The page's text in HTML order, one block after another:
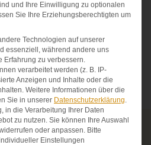
Organs
Spezialisten
und Ihre Einwilligung zu optionalen
Sie Ihre Erziehungsberechtigten um
Technologien auf unserer
essenziell, während andere uns
Erfahrung zu verbessern.
verarbeitet werden (z. B. IP-
Anzeigen und Inhalte oder die
Weitere Informationen über die
Sie in unserer Datenschutzerklärung.
in die Verarbeitung Ihrer Daten
zu nutzen. Sie können Ihre Auswahl
oder anpassen. Bitte
Einstellungen